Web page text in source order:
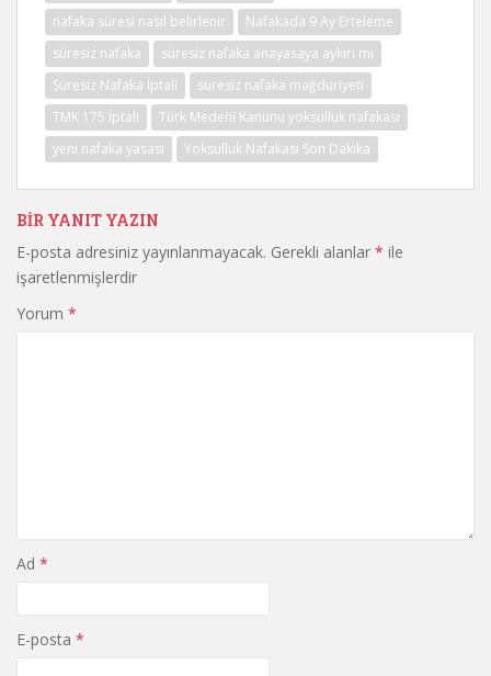
nafaka süresi nasıl belirlenir
Nafakada 9 Ay Erteleme
süresiz nafaka
süresiz nafaka anayasaya aykırı mı
Süresiz Nafaka İptali
süresiz nafaka mağduriyeti
TMK 175 İptali
Türk Medeni Kanunu yoksulluk nafakası
yeni nafaka yasası
Yoksulluk Nafakası Son Dakika
BIR YANIT YAZIN
E-posta adresiniz yayınlanmayacak. Gerekli alanlar * ile
işaretlenmişlerdir
Yorum *
Ad *
E-posta *